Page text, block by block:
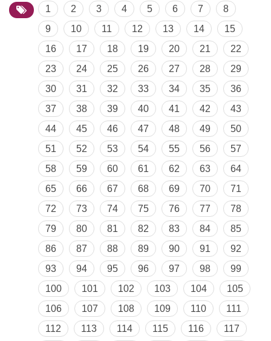
1 2 3 4 5 6 7
8
9
10 11 12 13 14
15
16
17 18 19 20 21
22
23
24 25 26 27 28
29
30
31 32 33 34 35
36
37
38 39 40 41 42
43
44
45 46 47 48 49
50
51
52 53 54 55 56
57
58
59 60 61 62 63
64
65
66 67 68 69 70
71
72
73 74 75 76 77
78
79
80 81 82 83 84
85
86
87 88 89 90 91
92
93
94 95 96 97 98
99
100
101 102 103 104
105
106
107 108 109 110
111
112
113 114 115 116
117